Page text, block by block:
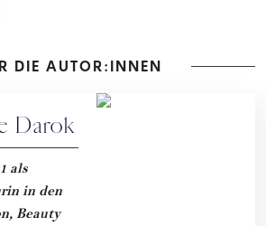
DIE AUTOR:INNEN
Darok
als
in den
Beauty